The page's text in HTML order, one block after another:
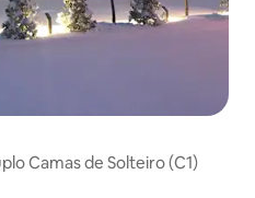
Camas de Solteiro (C1)